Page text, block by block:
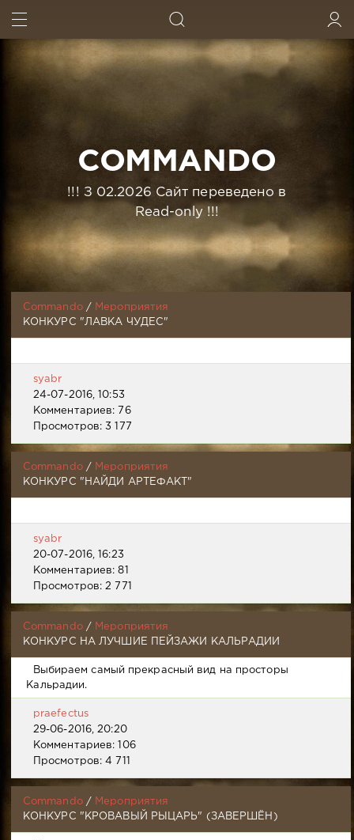
COMMANDO
!!! З 02.2026 Сайт переведено в
Read-only !!!
Commando/
Мероприятия
КОНКУРС "ЛАВКА ЧУДЕС"
syabr
24-07-2016, 10:53
Комментариев: 76
Просмотров: 3 177
Commando/
Мероприятия
КОНКУРС "НАЙДИ АРТЕФАКТ"
syabr
20-07-2016, 16:23
Комментариев: 81
Просмотров: 2 771
Commando/
Мероприятия
КОНКУРС НА ЛУЧШИЕ ПЕЙЗАЖИ КАЛЬРАДИИ
Выбираем самый прекрасный вид на просторы
Кальрадии.
praefectus
29-06-2016, 20:20
Комментариев: 106
Просмотров: 4 711
Commando/
Мероприятия
КОНКУРС "КРОВАВЫЙ РЫЦАРЬ" (ЗАВЕРШЁН)